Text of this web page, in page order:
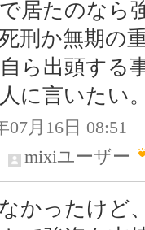
居たのなら
刑か無期の
ら出頭する
に言いたい。
07月16日 08:51
mixiユーザー
かったけど